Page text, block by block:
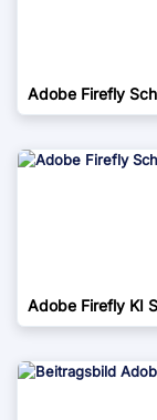
Adobe Firefly
Adobe Firefly KI